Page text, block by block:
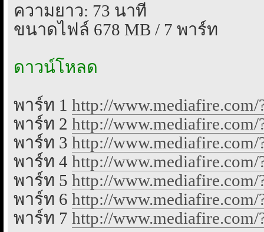
ความยาว: 73 นาที
ขนาดไฟล์ 678 MB / 7 พาร์ท
ดาวน์โหลด
พาร์ท 1 http://www.mediafire.com/
พาร์ท 2 http://
พาร์ท 3 http://www.mediafire.com/
พาร์ท 4 http://www.mediafire.com/
พาร์ท 5 http://www.mediafire.com/
พาร์ท 6 http://
พาร์ท 7 http://www.mediafire.com/